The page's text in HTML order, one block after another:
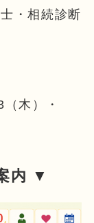
・相続診断
木）・
内 ▼